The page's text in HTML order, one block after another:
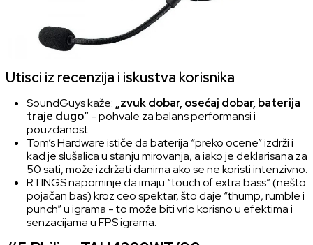
Utisci iz recenzija i iskustva korisnika
SoundGuys kaže: „zvuk dobar, osećaj dobar, baterija
traje dugo“- pohvale za balans performansi i
pouzdanost.
Tom’s Hardware ističe da baterija “preko ocene” izdrži i
kad je slušalica u stanju mirovanja, a iako je deklarisana za
50 sati, može izdržati danima ako se ne koristi intenzivno.
RTINGS napominje da imaju “touch of extra bass” (nešto
pojačan bas) kroz ceo spektar, što daje “thump, rumble i
punch” u igrama - to može biti vrlo korisno u efektima i
senzacijama u FPS igrama.